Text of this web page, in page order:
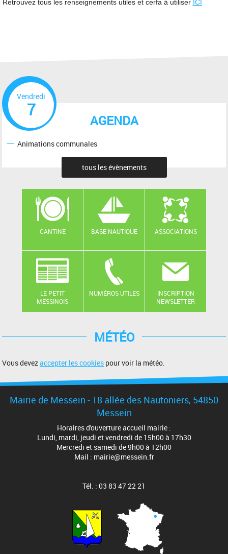
Retrouvez tous les renseignements utiles et cerfa à utiliser ICI
AGENDA
Vendredi
7
Animations communales
tous les évènements
CANTINE BASE NAUTIQUE ASSOCIATIONS
LE PETIT
MESSINOIS
NUMÉROS UTILES
INSCRIPTION
NEWSLETTER
MÉTÉO
Vous devezaccepter les cookies pour voir la météo.
Mairie de Messein - 18 allée des Nautoniers, 54850
Messein
Horaires d'ouverture accueil mairie :
Lundi, mardi, jeudi et vendredi de 15h00 à 17h30
Mercredi et samedi de 9h00 à 12h00
Mail : mairie@messein.fr
Tél. : 03 83 47 22 21